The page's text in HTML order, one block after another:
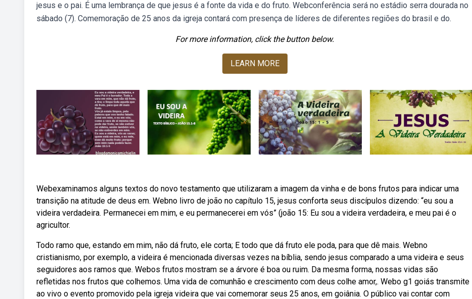
jesus e o pai. É uma lembrança de que jesus é a fonte da vida e do fruto. Webconferência será no estádio serra dourada no
sábado (7). Comemoração de 25 anos da igreja contará com presença de líderes de diferentes regiões do brasil e do.
For more information, click the button below.
LEARN MORE
Webexaminamos alguns textos do novo testamento que utilizaram a imagem da vinha e de bons frutos para indicar uma
transição na atitude de deus em. Webno livro de joão no capítulo 15, jesus conforta seus discípulos dizendo: “eu sou a
videira verdadeira. Permanecei em mim, e eu permanecerei em vós” (joão 15: Eu sou a videira verdadeira, e meu pai é o
agricultor.
Todo ramo que, estando em mim, não dá fruto, ele corta; E todo que dá fruto ele poda, para que dê mais. Webno
cristianismo, por exemplo, a videira é mencionada diversas vezes na bíblia, sendo jesus comparado a uma videira e seus
seguidores aos ramos que. Webos frutos mostram se a árvore é boa ou ruim. Da mesma forma, nossas vidas são
refletidas nos frutos que colhemos. Uma vida de comunhão e crescimento com deus colhe amor,. Webo g1 goiás transmite
ao vivo o evento promovido pela igreja videira que vai comemorar seus 25 anos, em goiânia. O público vai contar com